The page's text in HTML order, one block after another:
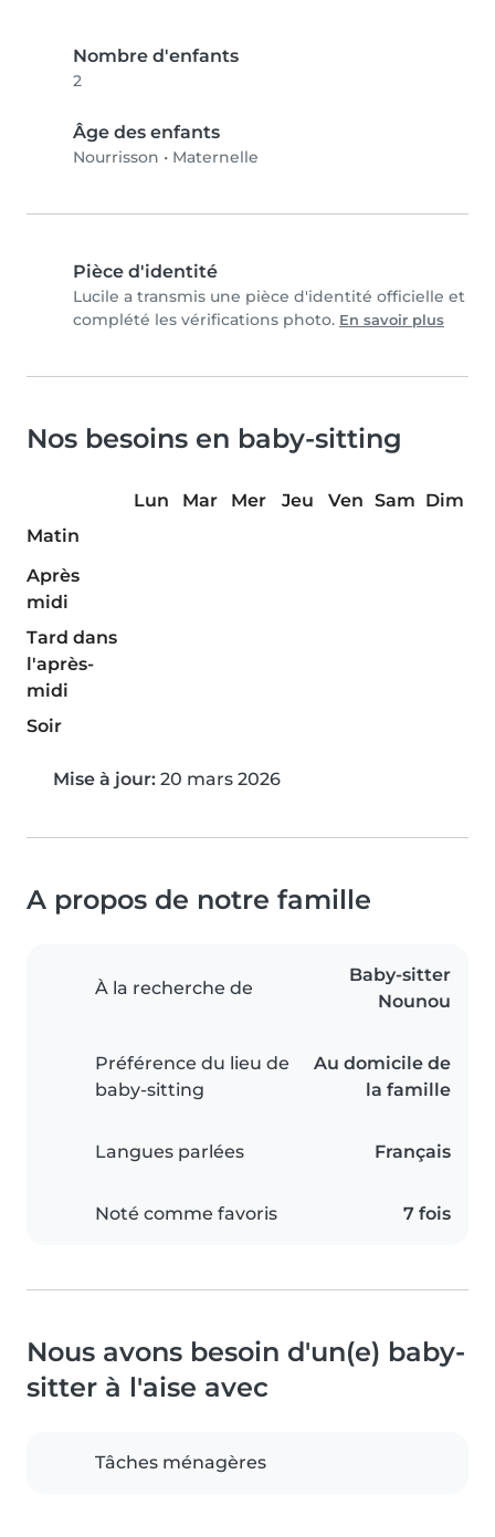
Nombre d'enfants
2
Âge des enfants
Nourrisson • Maternelle
Pièce d'identité
Lucile a transmis une pièce d'identité officielle et
complété les vérifications photo. En savoir plus
Nos besoins en baby-sitting
Lun Mar Mer Jeu Ven Sam Dim
Matin
Après
midi
Tard dans
l'après-
midi
Soir
Mise à jour: 20 mars 2026
A propos de notre famille
À la recherche de
Baby-sitter
Nounou
Préférence du lieu de
baby-sitting
Au domicile de
la famille
Langues parlées Français
Noté comme favoris 7 fois
Nous avons besoin d'un(e) baby-
sitter à l'aise avec
Tâches ménagères